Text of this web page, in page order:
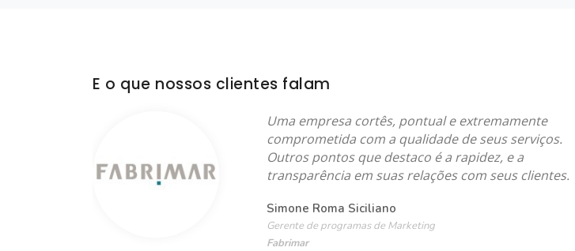
E o que nossos clientes falam
Uma empresa cortês, pontual e extremamente
comprometida com a qualidade de seus serviços.
Outros pontos que destaco é a rapidez, e a
transparência em suas relações com seus clientes.
Simone Roma Siciliano
Gerente de programas de Marketing
Fabrimar